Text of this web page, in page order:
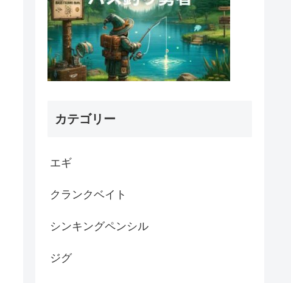
カテゴリー
エギ
クランクベイト
シンキングペンシル
ジグ